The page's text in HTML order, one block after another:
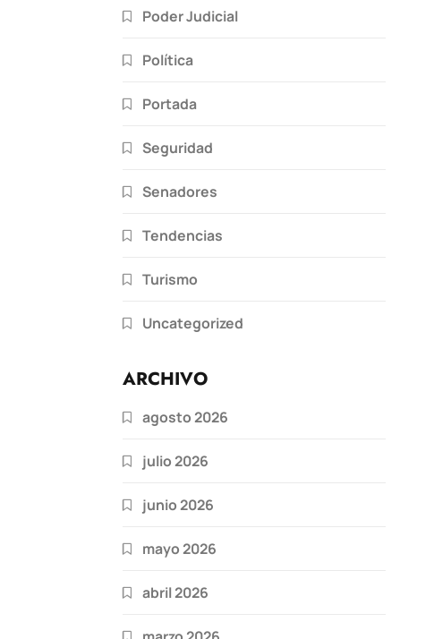
Poder Judicial
Política
Portada
Seguridad
Senadores
Tendencias
Turismo
Uncategorized
ARCHIVO
agosto 2026
julio 2026
junio 2026
mayo 2026
abril 2026